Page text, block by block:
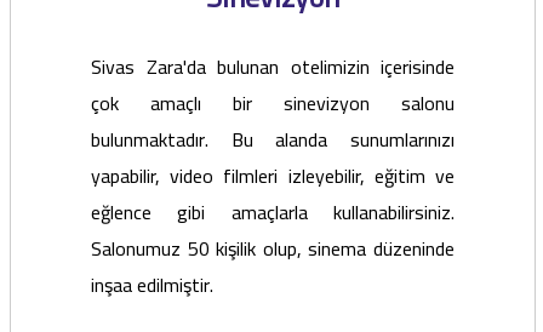
Sivas Zara'da bulunan otelimizin içerisinde
çok amaçlı bir sinevizyon salonu
bulunmaktadır. Bu alanda sunumlarınızı
yapabilir, video filmleri izleyebilir, eğitim ve
eğlence gibi amaçlarla kullanabilirsiniz.
Salonumuz 50 kişilik olup, sinema düzeninde
inşaa edilmiştir.